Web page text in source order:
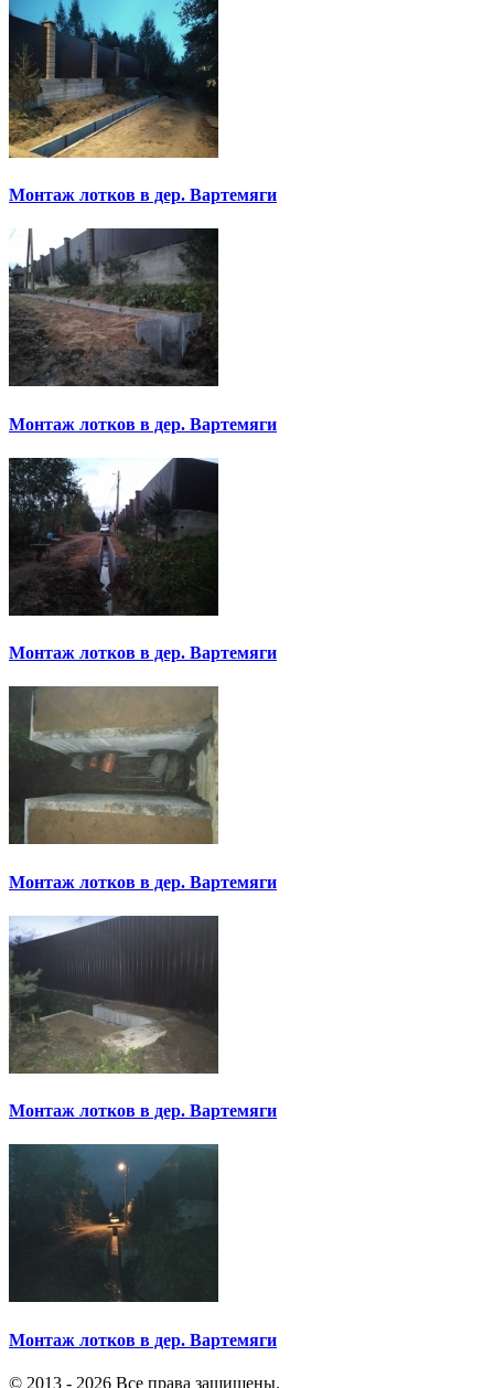
Монтаж лотков в дер. Вартемяги
Монтаж лотков в дер. Вартемяги
Монтаж лотков в дер. Вартемяги
Монтаж лотков в дер. Вартемяги
Монтаж лотков в дер. Вартемяги
Монтаж лотков в дер. Вартемяги
© 2013 - 2026 Все права защищены.